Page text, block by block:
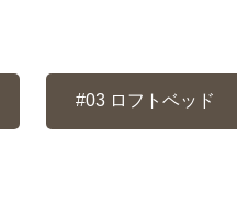
#03 ロフトベッド